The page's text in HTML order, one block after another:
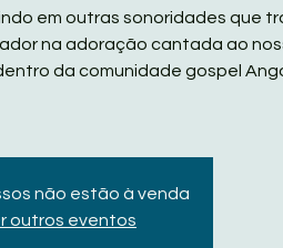
em outras sonoridades que
na adoração cantada ao
da comunidade gospel
não estão à venda
outros eventos